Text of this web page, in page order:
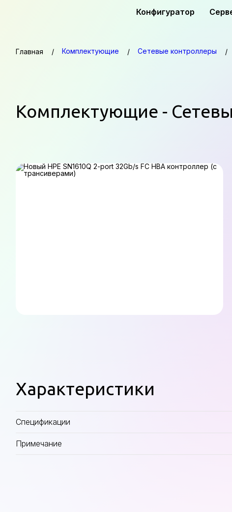
Конфигуратор
Главная Комплектующие Сетевые контроллеры
Комплектующие -
Характеристики
Спецификации
Примечание